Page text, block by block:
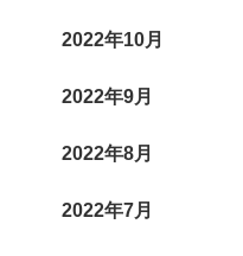
2022年10月
2022年9月
2022年8月
2022年7月